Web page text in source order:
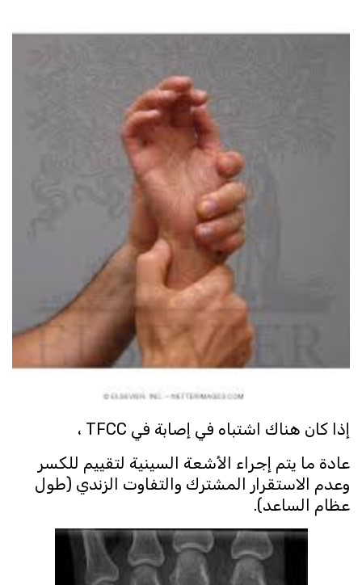
إذا كان هناك اشتباه في إصابة في TFCC ،
عادة ما يتم إجراء الأشعة السينية لتقييم للكسر
وعدم الاستقرار المشترك والتفاوت الزندي (طول
عظام الساعد).